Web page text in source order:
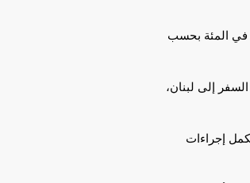
لم يأتِ الجفاف على عادات وتقاليد أهل الجزيرة في الجفاف إلا أنه شذّبها لتتلاءم مع المعدلات الجديدة للفقر التي وصلت إلى 80 في المئة بحسب
ولجمعه لا بد من السفر إلى لبنان،
إجراءات